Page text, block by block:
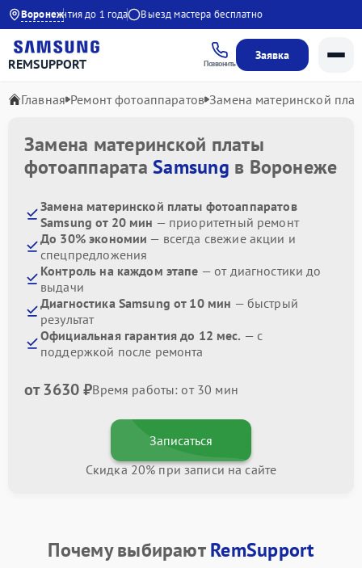
Воронеж
Гарантия до 1 года Выезд мастера бесплатно
REMSUPPORT Позвонить
Заявка
Главная Ремонт фотоаппаратов Замена материнской
Замена материнской платы
фотоаппаратаSamsung в Воронеже
Замена материнской платы фотоаппаратов
Samsung от 20 мин — приоритетный ремонт
До 30% экономии — всегда свежие акции и
спецпредложения
Контроль на каждом этапе — от диагностики до
выдачи
Диагностика Samsung от 10 мин — быстрый
результат
Официальная гарантия до 12 мес. — с
поддержкой после ремонта
от 3630 ₽Время работы: от 30 мин
Записаться
Скидка 20% при записи на сайте
Почему выбираютRemSupport